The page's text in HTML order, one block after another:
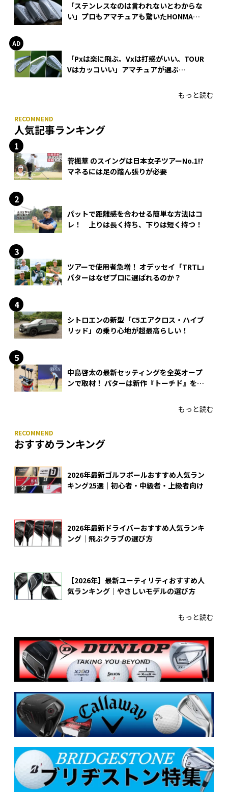
「ステンレスなのは言われないとわからな
い」プロもアマチュアも驚いたHONMA
「Pxは楽に飛ぶ。Vxは打感がいい。TOUR
Vはカッコいい」アマチュアが選ぶ
もっと読む
人気記事ランキング
菅楓華 のスイングは日本女子ツアーNo.1!?
マネるには足の踏ん張りが必要
パットで距離感を合わせる簡単な方法はコ
レ！ 上りは長く持ち、下りは短く持つ！
ツアーで使用者急増！ オデッセイ「TRTL」
パターはなぜプロに選ばれるのか？
シトロエンの新型「C5エアクロス・ハイブ
リッド」の乗り心地が超最高らしい！
中島啓太の最新セッティングを全英オープ
ンで取材！ パターは新作『トーチド』を投
もっと読む
おすすめランキング
2026年最新ゴルフボールおすすめ人気ラン
キング25選｜初心者・中級者・上級者向け
2026年最新ドライバーおすすめ人気ランキ
ング｜飛ぶクラブの選び方
【2026年】最新ユーティリティおすすめ人
気ランキング｜やさしいモデルの選び方
もっと読む